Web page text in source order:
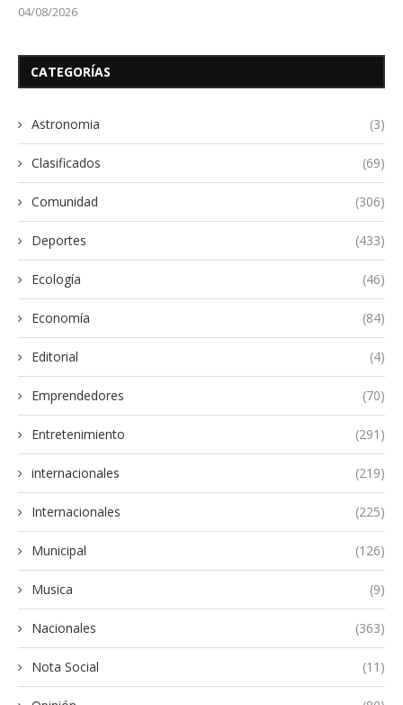
04/08/2026
CATEGORÍAS
Astronomia (3)
Clasificados (69)
Comunidad (306)
Deportes (433)
Ecología (46)
Economía (84)
Editorial (4)
Emprendedores (70)
Entretenimiento (291)
internacionales (219)
Internacionales (225)
Municipal (126)
Musica (9)
Nacionales (363)
Nota Social (11)